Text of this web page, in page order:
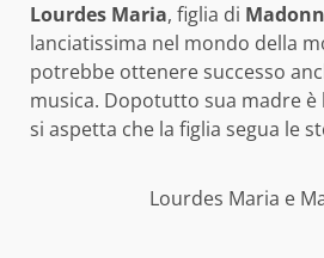
Lourdes Maria, figlia di
lanciatissima nel mondo della
potrebbe ottenere successo
musica. Dopotutto sua madre è
si aspetta che la figlia segua le
Lourdes Maria e